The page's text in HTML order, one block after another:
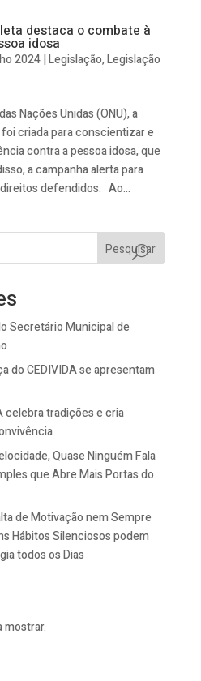
destaca o combate à
idosa
2024|Legislação,Legislação
Nações Unidas (ONU), a
criada para conscientizar e
contra a pessoa idosa, que
a campanha alerta para
defendidos. Ao...
Pesquisar
Secretário Municipal de
do CEDIVIDA se apresentam
celebra tradições e cria
Quase Ninguém Fala
que Abre Mais Portas do
de Motivação nem Sempre
Hábitos Silenciosos podem
todos os Dias
mostrar.